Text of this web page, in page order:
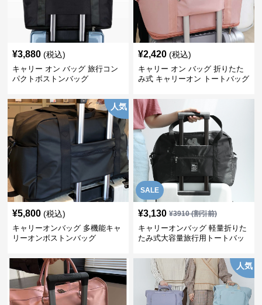
¥3,880 (税込)
キャリー オン バッグ 旅行コン
パクトボストンバッグ
¥2,420 (税込)
キャリー オン バッグ 折りたた
み式 キャリーオン トートバッグ
人気
¥5,800 (税込)
キャリーオンバッグ 多機能キャ
リーオンボストンバッグ
SALE
¥3,130 ¥3910(割引前)
キャリーオンバッグ 軽量折りた
たみ式大容量旅行用トートバッ
人気